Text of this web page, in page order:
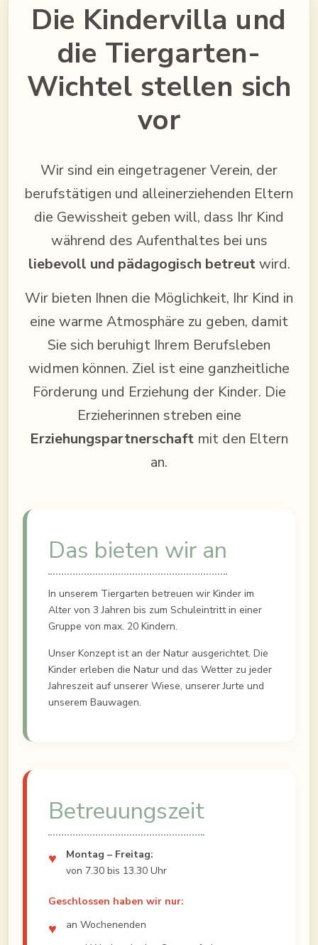
Die Kindervilla und
die Tiergarten-
Wichtel stellen sich
vor
Wir sind ein eingetragener Verein, der
berufstätigen und alleinerziehenden Eltern
die Gewissheit geben will, dass Ihr Kind
während des Aufenthaltes bei uns
liebevoll und pädagogisch betreutwird.
Wir bieten Ihnen die Möglichkeit, Ihr Kind in
eine warme Atmosphäre zu geben, damit
Sie sich beruhigt Ihrem Berufsleben
widmen können. Ziel ist eine ganzheitliche
Förderung und Erziehung der Kinder. Die
Erzieherinnen streben eine
Erziehungspartnerschaft mit den Eltern
an.
Das bieten wir an
In unserem Tiergarten betreuen wir Kinder im
Alter von 3 Jahren bis zum Schuleintritt in einer
Gruppe von max. 20 Kindern.
Unser Konzept ist an der Natur ausgerichtet. Die
Kinder erleben die Natur und das Wetter zu jeder
Jahreszeit auf unserer Wiese, unserer Jurte und
unserem Bauwagen.
Betreuungszeit
Montag – Freitag:
von 7.30 bis 13.30 Uhr
Geschlossen haben wir nur:
an Wochenenden